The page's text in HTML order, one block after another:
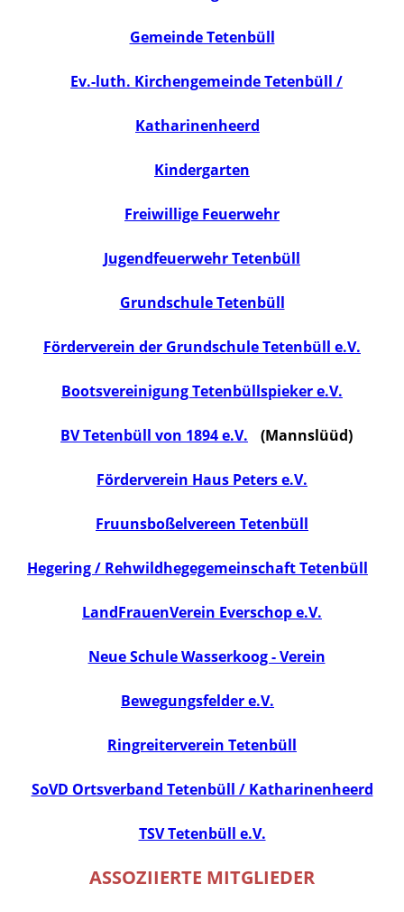
Gemeinde Tetenbüll
Ev.-luth. Kirchengemeinde Tetenbüll /
Katharinenheerd
Kindergarten
Freiwillige Feuerwehr
Jugendfeuerwehr Tetenbüll
Grundschule Tetenbüll
Förderverein der Grundschule Tetenbüll e.V.
Bootsvereinigung Tetenbüllspieker e.V.
BV Tetenbüll von 1894 e.V. (Mannslüüd)
Förderverein Haus Peters e.V.
Fruunsboßelvereen Tetenbüll
Hegering / Rehwildhegegemeinschaft Tetenbüll
LandFrauenVerein Everschop e.V.
Neue Schule Wasserkoog - Verein
Bewegungsfelder e.V.
Ringreiterverein Tetenbüll
SoVD Ortsverband Tetenbüll / Katharinenheerd
TSV Tetenbüll e.V.
ASSOZIIERTE MITGLIEDER